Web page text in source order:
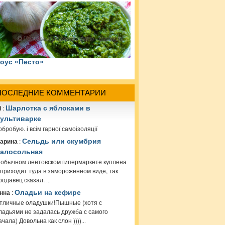
«Песто»
КОММЕНТАРИИ
: Шарлотка с яблоками в
і всім гарної самоізоляції
:Сельдь или скумбрия
лентовском гипермаркете куплена
туда в замороженном виде, так
сказал. ...
:Оладьи на кефире
оладушки!Пышные (хотя с
не задалась дружба с самого
Довольна как слон ))))...